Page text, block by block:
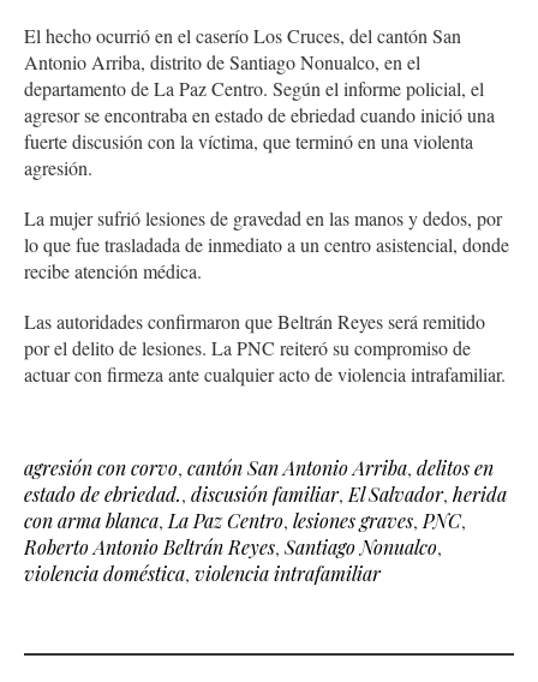
El hecho ocurrió en el caserío Los Cruces, del cantón San
Antonio Arriba, distrito de Santiago Nonualco, en el
departamento de La Paz Centro. Según el informe policial, el
agresor se encontraba en estado de ebriedad cuando inició una
fuerte discusión con la víctima, que terminó en una violenta
agresión.
La mujer sufrió lesiones de gravedad en las manos y dedos, por
lo que fue trasladada de inmediato a un centro asistencial, donde
recibe atención médica.
Las autoridades confirmaron que Beltrán Reyes será remitido
por el delito de lesiones. La PNC reiteró su compromiso de
actuar con firmeza ante cualquier acto de violencia intrafamiliar.
agresión con corvo, cantón San Antonio Arriba, delitos en
estado de ebriedad., discusión familiar,El Salvador, herida
con arma blanca,La Paz Centro, lesiones graves,PNC,
Roberto Antonio Beltrán Reyes,Santiago Nonualco,
violencia doméstica, violencia intrafamiliar